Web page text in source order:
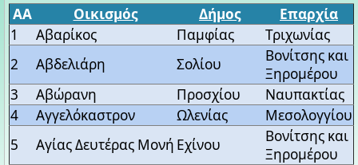
AA
Οικισμός Δήμος
Επαρχία
1
Αβαρίκος Παμφίας
Τριχωνίας
2
Αβδελιάρη Σολίου
Βονίτσης και
Ξηρομέρου
3
Αβώρανη Προσχίου
Ναυπακτίας
4
Αγγελόκαστρον Ωλενίας
Μεσολογγίου
5
Αγίας Δευτέρας Μονή Εχίνου
Βονίτσης και
Ξηρομέρου